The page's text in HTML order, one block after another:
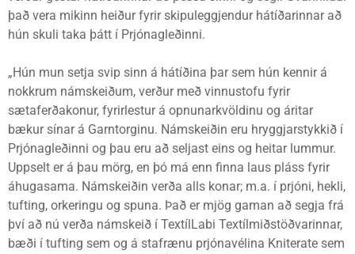
það vera mikinn heiður fyrir skipuleggjendur hátíðarinnar að
hún skuli taka þátt í Prjónagleðinni.
„Hún mun setja svip sinn á hátíðina þar sem hún kennir á
nokkrum námskeiðum, verður með vinnustofu fyrir
sætaferðakonur, fyrirlestur á opnunarkvöldinu og áritar
bækur sínar á Garntorginu. Námskeiðin eru hryggjarstykkið í
Prjónagleðinni og þau eru að seljast eins og heitar lummur.
Uppselt er á þau mörg, en þó má enn finna laus pláss fyrir
áhugasama. Námskeiðin verða alls konar; m.a. í prjóni, hekli,
tufting, orkeringu og spuna. Það er mjög gaman að segja frá
því að nú verða námskeið í TextílLabi Textílmiðstöðvarinnar,
bæði í tufting sem og á stafrænu prjónavélina Kniterate sem